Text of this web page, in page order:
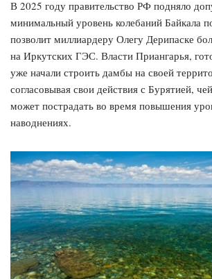
В 2025 году правительство РФ подняло
минимальный уровень колебаний Байкала
позволит миллиардеру Олегу Дерипаске
на Иркутских ГЭС. Власти Приангарья,
уже начали строить дамбы на своей
согласовывая свои действия с Бурятией,
может пострадать во время повышения
наводнениях.